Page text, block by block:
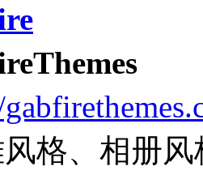
格、相册